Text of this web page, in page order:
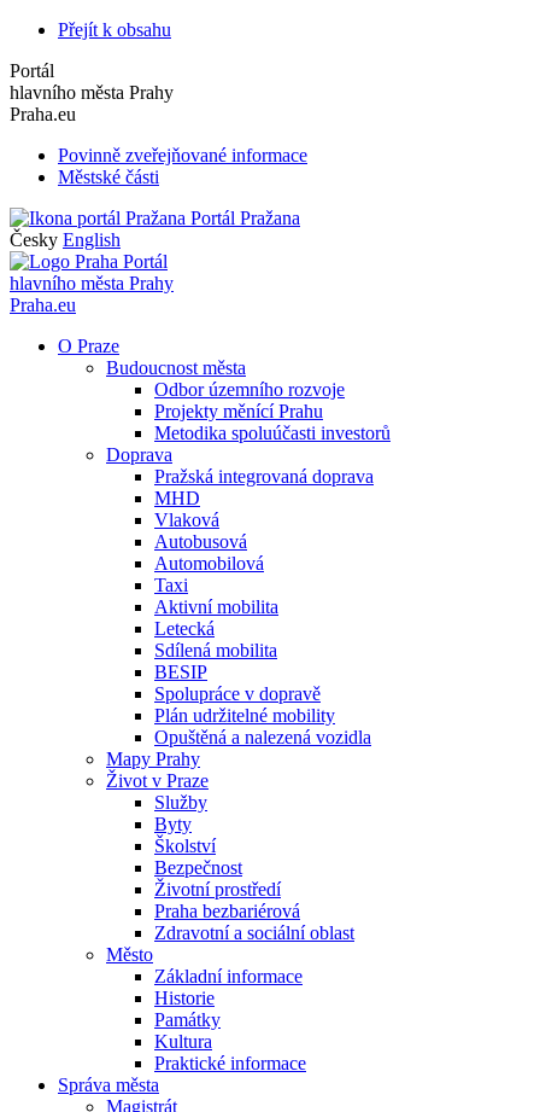
Přejít k obsahu
Portál
hlavního města Prahy
Praha.eu
Povinně zveřejňované informace
Městské části
Portál Pražana
Česky English
Portál
hlavního města Prahy
Praha.eu
O Praze
Budoucnost města
Odbor územního rozvoje
Projekty měnící Prahu
Metodika spoluúčasti investorů
Doprava
Pražská integrovaná doprava
MHD
Vlaková
Autobusová
Automobilová
Taxi
Aktivní mobilita
Letecká
Sdílená mobilita
BESIP
Spolupráce v dopravě
Plán udržitelné mobility
Opuštěná a nalezená vozidla
Mapy Prahy
Život v Praze
Služby
Byty
Školství
Bezpečnost
Životní prostředí
Praha bezbariérová
Zdravotní a sociální oblast
Město
Základní informace
Historie
Památky
Kultura
Praktické informace
Správa města
Magistrát